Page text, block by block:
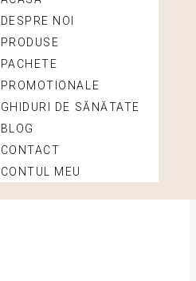
DESPRE NOI
PRODUSE
PACHETE
PROMOTIONALE
GHIDURI DE SĂNĂTATE
BLOG
CONTACT
CONTUL MEU